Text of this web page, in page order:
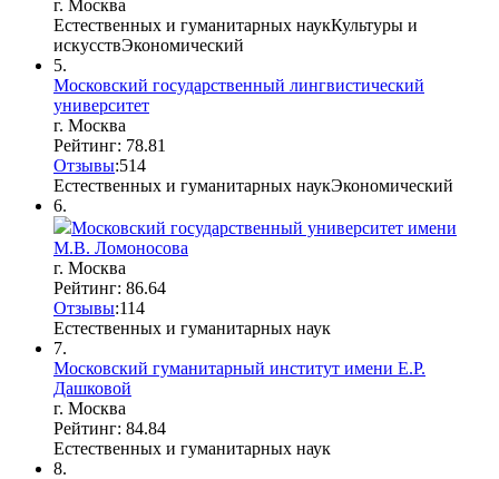
г. Москва
Естественных и гуманитарных наукКультуры и
искусствЭкономический
5.
Московский государственный лингвистический
университет
г. Москва
Рейтинг: 78.81
Отзывы:514
Естественных и гуманитарных наукЭкономический
6.
Московский государственный университет имени
М.В. Ломоносова
г. Москва
Рейтинг: 86.64
Отзывы:114
Естественных и гуманитарных наук
7.
Московский гуманитарный институт имени Е.Р.
Дашковой
г. Москва
Рейтинг: 84.84
Естественных и гуманитарных наук
8.